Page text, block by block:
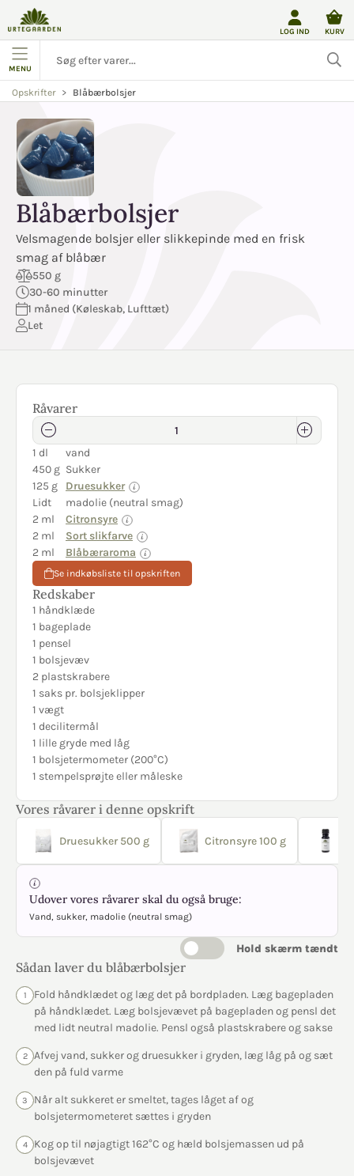
LOG IND KURV
MENU
Opskrifter Blåbærbolsjer
Blåbærbolsjer
Velsmagende bolsjer eller slikkepinde med en frisk
smag af blåbær
550 g
30-60 minutter
1 måned (Køleskab, Lufttæt)
Let
Råvarer
1 dl
vand
450 g Sukker
125 g
Druesukker
Lidt
madolie (neutral smag)
2 ml
Citronsyre
2 ml
Sort slikfarve
2 ml
Blåbæraroma
Se indkøbsliste til opskriften
Redskaber
1 håndklæde
1 bageplade
1 pensel
1 bolsjevæv
2 plastskrabere
1 saks pr. bolsjeklipper
1 vægt
1 decilitermål
1 lille gryde med låg
1 bolsjetermometer (200°C)
1 stempelsprøjte eller måleske
Vores råvarer i denne opskrift
Druesukker 500 g Citronsyre 100 g
Udover vores råvarer skal du også bruge:
Vand, sukker, madolie (neutral smag)
Hold skærm tændt
Sådan laver du blåbærbolsjer
1
Fold håndklædet og læg det på bordpladen. Læg bagepladen
på håndklædet. Læg bolsjevævet på bagepladen og pensl det
med lidt neutral madolie. Pensl også plastskrabere og sakse
2
Afvej vand, sukker og druesukker i gryden, læg låg på og sæt
den på fuld varme
3
Når alt sukkeret er smeltet, tages låget af og
bolsjetermometeret sættes i gryden
4
Kog op til nøjagtigt 162°C og hæld bolsjemassen ud på
bolsjevævet